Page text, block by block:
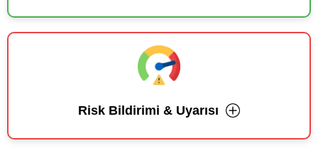
Risk Bildirimi & Uyarısı